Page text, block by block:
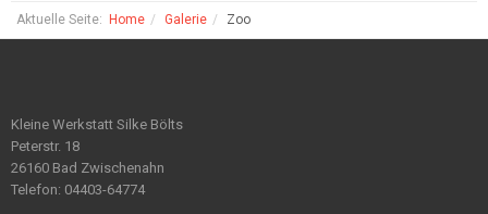
Aktuelle Seite: Home Galerie Zoo
Kleine Werkstatt Silke Bölts
Peterstr. 18
26160 Bad Zwischenahn
Telefon: 04403-64774